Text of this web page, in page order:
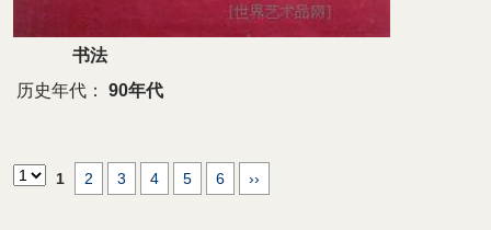
书法
历史年代：
90年代
1 2 3 4 5 6 ››